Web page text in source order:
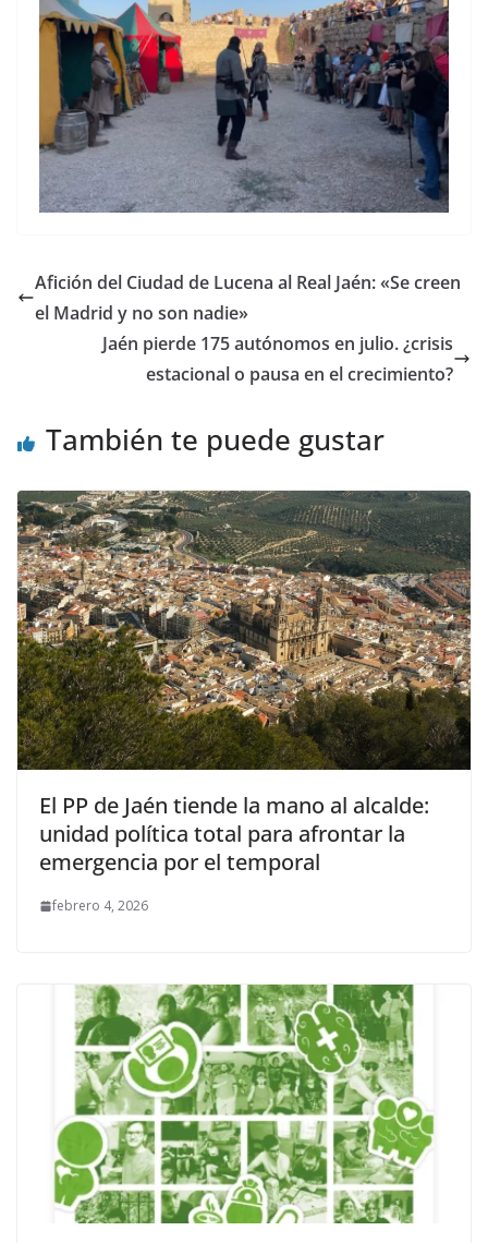
Afición del Ciudad de Lucena al Real Jaén: «Se creen
el Madrid y no son nadie»
Jaén pierde 175 autónomos en julio. ¿crisis
estacional o pausa en el crecimiento?
También te puede gustar
El PP de Jaén tiende la mano al alcalde:
unidad política total para afrontar la
emergencia por el temporal
febrero 4, 2026